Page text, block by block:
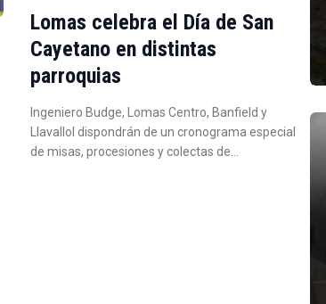
Lomas celebra el Día de San
Cayetano en distintas
parroquias
Ingeniero Budge, Lomas Centro, Banfield y
Llavallol dispondrán de un cronograma especial
de misas, procesiones y colectas de…